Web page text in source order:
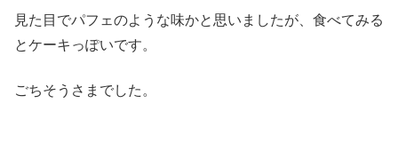
見た目でパフェのような味かと思いましたが、食べてみる
とケーキっぽいです。
ごちそうさまでした。